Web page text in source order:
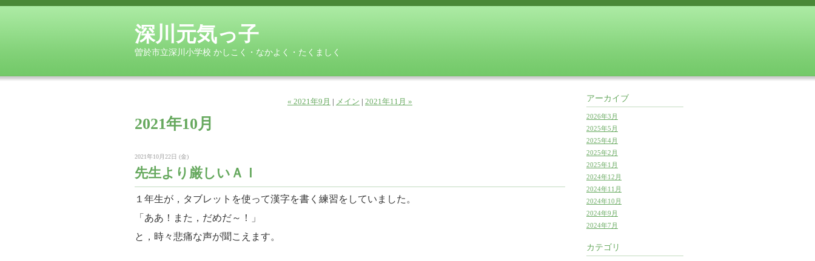
深川元気っ子
曽於市立深川小学校 かしこく・なかよく・たくましく
« 2021年9月 | メイン | 2021年11月 »
2021年10月
2021年10月22日 (金)
先生より厳しいＡＩ
１年生が，タブレットを使って漢字を書く練習をしていました。
「ああ！また， だめだ～！」
と，時々悲痛な声が聞こえます。
アーカイブ
2026年3月
2025年5月
2025年4月
2025年2月
2025年1月
2024年12月
2024年11月
2024年10月
2024年9月
2024年7月
カテゴリ